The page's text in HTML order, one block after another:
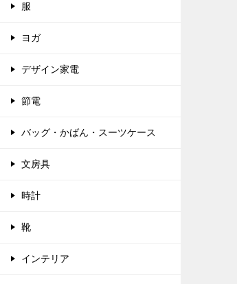
服
ヨガ
デザイン家電
節電
バッグ・かばん・スーツケース
文房具
時計
靴
インテリア